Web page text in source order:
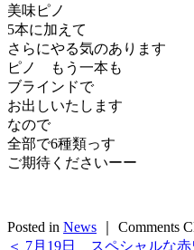
美味ピノ
5本に加えて
さらにやる気のあります
ピノ もう一本も
ブラインドで
お出しいたします
なので
全部で6種類っす
ご期待くださいーー
Posted in News
Comments
＜ 7月19日 スペシャルな赤